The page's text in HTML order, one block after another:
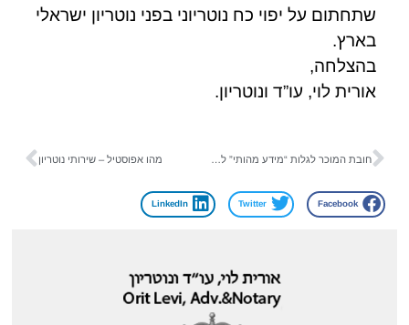
שתחתום על יפוי כח נוטריוני בפני נוטריון ישראלי
בארץ.
בהצלחה,
אורית לוי, עו”ד ונוטריון.
חובת המוכר לגלות “מידע מהותי” לפני חתימת חוזה-מכר מהו אפוסטיל – שירותי נוטריון
Facebook
Twitter
LinkedIn